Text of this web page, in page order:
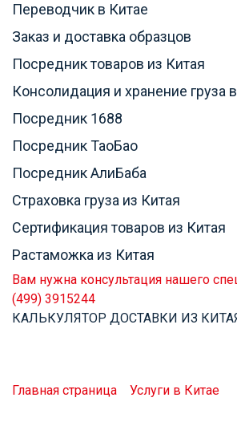
Переводчик в Китае
Заказ и доставка образцов
Посредник товаров из Китая
Консолидация и хранение груза
Посредник 1688
Посредник ТаоБао
Посредник АлиБаба
Страховка груза из Китая
Сертификация товаров из Китая
Растаможка из Китая
Вам нужна консультация нашего
(499) 3915244
КАЛЬКУЛЯТОР ДОСТАВКИ ИЗ
Главная страница
Услуги в Китае